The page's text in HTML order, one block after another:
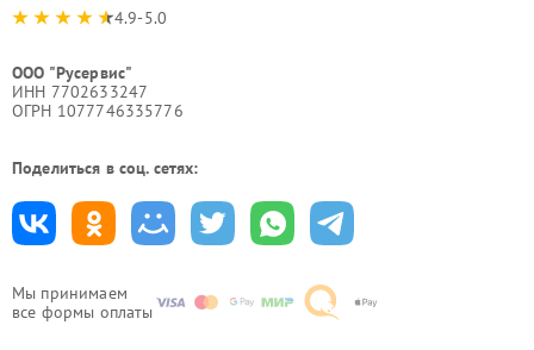
Мы принимаем
все формы оплаты
4.9-5.0
ООО "Русервис"
ИНН 7702633247
ОГРН 1077746335776
Поделиться в соц. сетях: